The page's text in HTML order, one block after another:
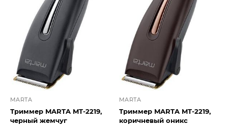
MARTA
Триммер MARTA MT-2219,
черный жемчуг
MARTA
Триммер MARTA MT-2219,
коричневый оникс